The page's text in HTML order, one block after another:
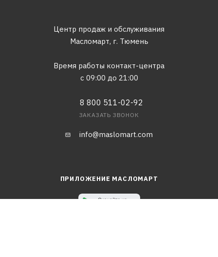
Центр продаж и обслуживания
Масломарт, г. Тюмень
Время работы контакт-центра
с 09:00 до 21:00
8 800 511-02-92
ЗАКАЗАТЬ ЗВОНОК
info@maslomart.com
ПРИЛОЖЕНИЕ МАСЛОМАРТ